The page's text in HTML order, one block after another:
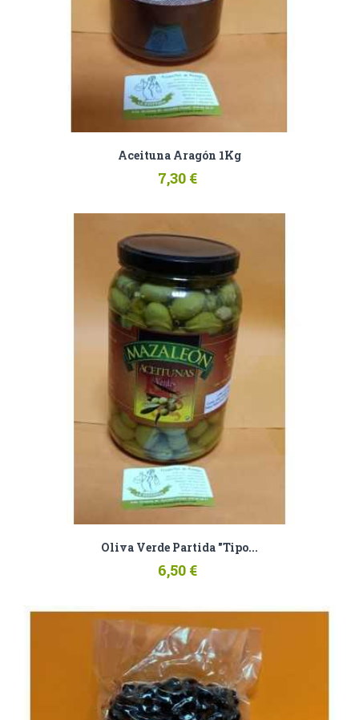
Aceituna Aragón 1Kg
7,30 €
Oliva Verde Partida "tipo...
6,50 €